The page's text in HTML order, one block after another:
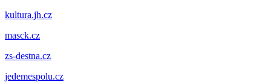
kultura.jh.cz
masck.cz
zs-destna.cz
jedemespolu.cz